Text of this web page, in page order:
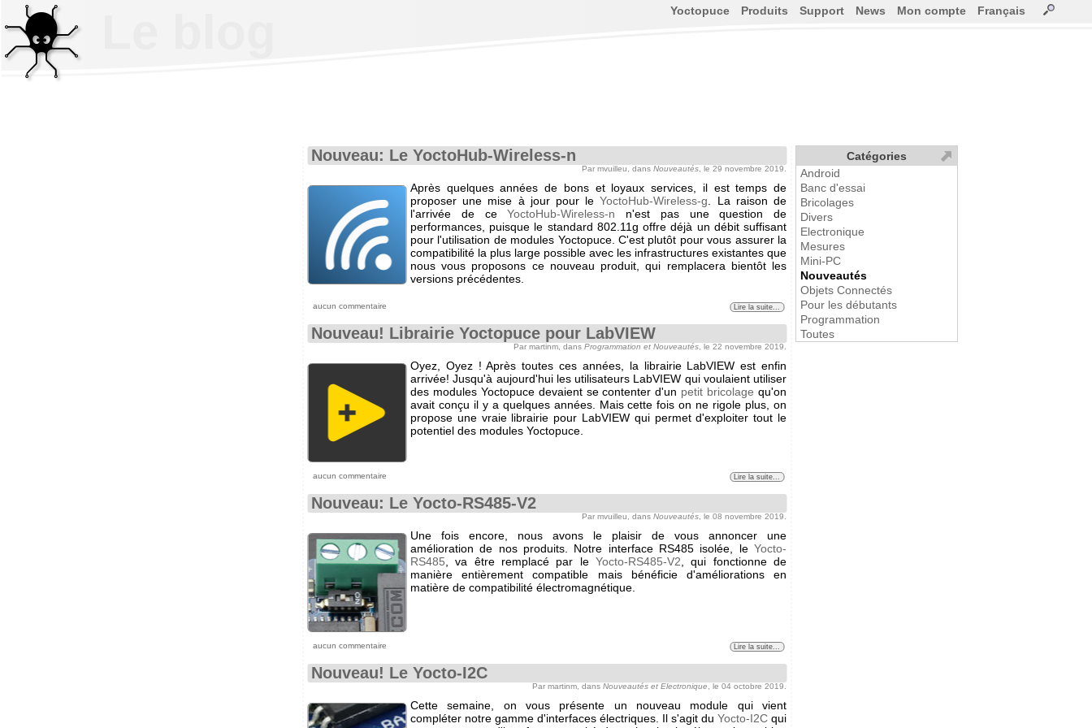
Nouveau: Le YoctoHub-Wireless-n
Par mvuilleu, dans Nouveautés , le 29 novembre 2019.
Après quelques années de bons et loyaux services, il est temps de
proposer une mise à jour pour leYoctoHub-Wireless-g . La raison de
l'arrivée de ceYoctoHub-Wireless-n n'est pas une question de
performances, puisque le standard 802.11g offre déjà un débit suffisant
pour l'utilisation de modules Yoctopuce. C'est plutôt pour vous assurer la
compatibilité la plus large possible avec les infrastructures existantes que
nous vous proposons ce nouveau produit, qui remplacera bientôt les
versions précédentes.
aucun commentaire Lire la suite...
Nouveau! Librairie Yoctopuce pour LabVIEW
Par martinm, dans Programmation et Nouveautés , le 22 novembre 2019.
Oyez, Oyez ! Après toutes ces années, la librairie LabVIEW est enfin
arrivée! Jusqu'à aujourd'hui les utilisateurs LabVIEW qui voulaient utiliser
des modules Yoctopuce devaient se contenter d'un petit bricolage qu'on
avait conçu il y a quelques années. Mais cette fois on ne rigole plus, on
propose une vraie librairie pour LabVIEW qui permet d'exploiter tout le
potentiel des modules Yoctopuce.
aucun commentaire Lire la suite...
Nouveau: Le Yocto-RS485-V2
Par mvuilleu, dans Nouveautés , le 08 novembre 2019.
Une fois encore, nous avons le plaisir de vous annoncer une
amélioration de nos produits. Notre interface RS485 isolée, le Yocto-
RS485 , va être remplacé par le Yocto-RS485-V2 , qui fonctionne de
manière entièrement compatible mais bénéficie d'améliorations en
matière de compatibilité électromagnétique.
aucun commentaire Lire la suite...
Nouveau! Le Yocto-I2C
Par martinm, dans Nouveautés et Electronique , le 04 octobre 2019.
Cette semaine, on vous présente un nouveau module qui vient
compléter notre gamme d'interfaces électriques. Il s'agit du Yocto-I2C qui
Yoctopuce Produits Support News Mon compte Français
Catégories
Android
Banc d'essai
Bricolages
Divers
Electronique
Mesures
Mini-PC
Nouveautés
Objets Connectés
Pour les débutants
Programmation
Toutes